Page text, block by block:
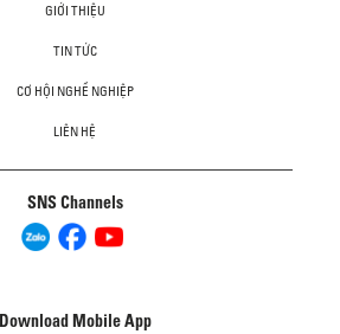
GIỚI THIỆU
TIN TỨC
CƠ HỘI NGHỀ NGHIỆP
LIÊN HỆ
SNS Channels
Download Mobile App